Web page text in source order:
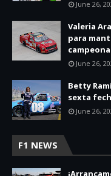
June 26,
Valeria
para
June 26,
Betty
sexta
June 26,
F1 NEWS